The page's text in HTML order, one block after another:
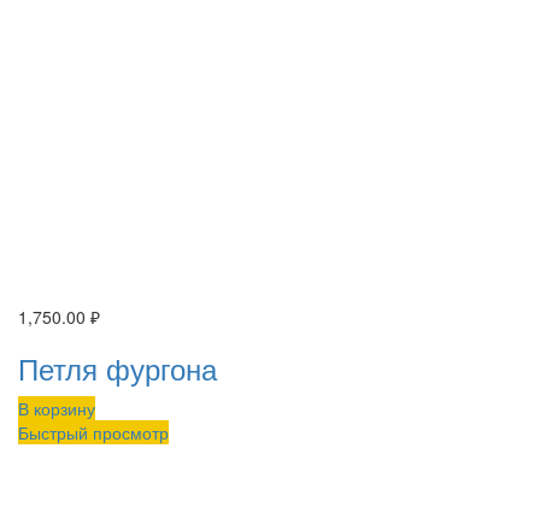
1,750.00 ₽
Петля фургона
В корзину
Быстрый просмотр